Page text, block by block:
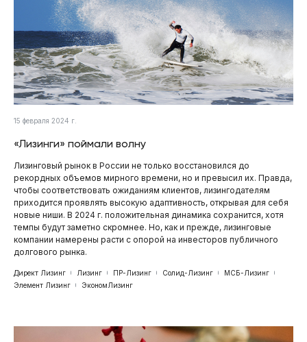
15 февраля 2024 г.
«Лизинги» поймали волну
Лизинговый рынок в России не только восстановился до
рекордных объемов мирного времени, но и превысил их. Правда,
чтобы соответствовать ожиданиям клиентов, лизингодателям
приходится проявлять высокую адаптивность, открывая для себя
новые ниши. В 2024 г. положительная динамика сохранится, хотя
темпы будут заметно скромнее. Но, как и прежде, лизинговые
компании намерены расти с опорой на инвесторов публичного
долгового рынка.
Директ Лизинг Лизинг ПР-Лизинг Солид-Лизинг
МСБ-Лизинг
Элемент Лизинг
ЭкономЛизинг